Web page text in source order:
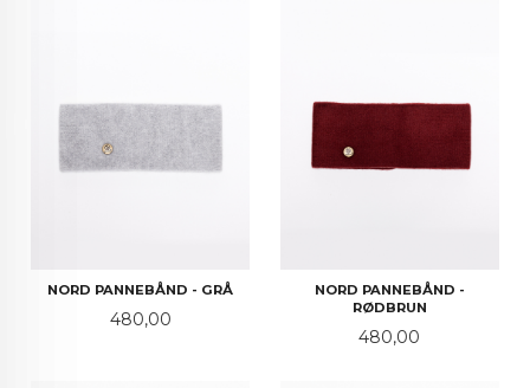
NORD PANNEBÅND - GRÅ
Pris
480,00
NORD PANNEBÅND -
RØDBRUN
Pris
480,00